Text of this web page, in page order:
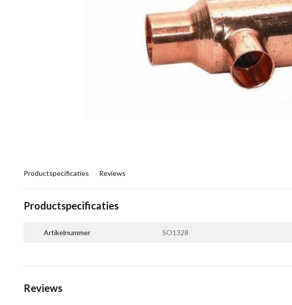
Productspecificaties Reviews
Productspecificaties
Artikelnummer SO1328
Reviews